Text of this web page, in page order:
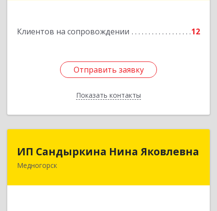
Клиентов на сопровождении 12
Отправить заявку
Показать контакты
Отправить заявку
Назад
ИП Сандыркина Нина Яковлевна
Медногорск462270, Оренбургская обл, Медногорск г,